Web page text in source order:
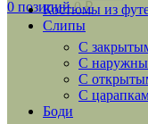
0 позиций 0₽
Костюмы из
Слипы
С
С
С
С
Боди